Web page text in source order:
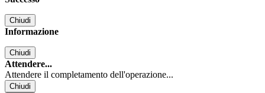
Chiudi
Informazione
Chiudi
Attendere...
Attendere il completamento dell'operazione...
Chiudi